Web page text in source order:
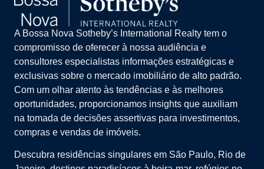
A Bossa Nova Sotheby’s International Realty tem o
compromisso de oferecer à nossa audiência e
consultores especialistas informações estratégicas e
exclusivas sobre o mercado imobiliário de alto padrão.
Com um olhar atento às tendências e às melhores
oportunidades, proporcionamos insights que auxiliam
na tomada de decisões assertivas para investimentos,
compras e vendas de imóveis.
Descubra residências singulares em São Paulo, Rio de